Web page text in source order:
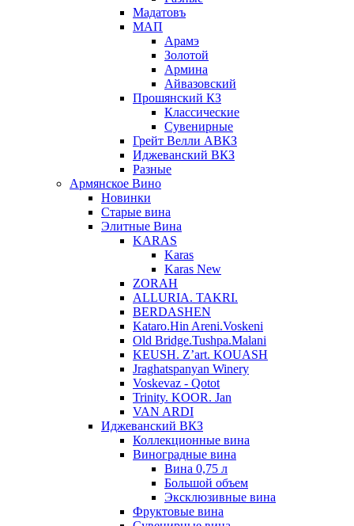
Мадатовъ
МАП
Арамэ
Золотой
Армина
Айвазовский
Прошянский КЗ
Классические
Сувенирные
Грейт Велли АВКЗ
Иджеванский ВКЗ
Разные
Армянское Вино
Новинки
Старые вина
Элитные Вина
KARAS
Karas
Karas New
ZORAH
ALLURIA. TAKRI.
BERDASHEN
Kataro.Hin Areni.Voskeni
Old Bridge.Tushpa.Malani
KEUSH. Z’art. KOUASH
Jraghatspanyan Winery
Voskevaz - Qotot
Trinity. KOOR. Jan
VAN ARDI
Иджеванский ВКЗ
Коллекционные вина
Виноградные вина
Вина 0,75 л
Большой объем
Эксклюзивные вина
Фруктовые вина